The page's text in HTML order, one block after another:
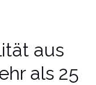
aus
als 25